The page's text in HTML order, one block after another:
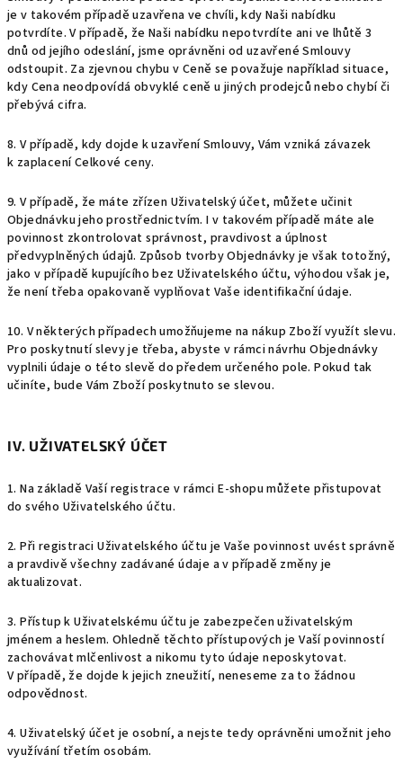
je v takovém případě uzavřena ve chvíli, kdy Naši nabídku
potvrdíte. V případě, že Naši nabídku nepotvrdíte ani ve lhůtě 3
dnů od jejího odeslání, jsme oprávněni od uzavřené Smlouvy
odstoupit. Za zjevnou chybu v Ceně se považuje například situace,
kdy Cena neodpovídá obvyklé ceně u jiných prodejců nebo chybí či
přebývá cifra.
8. V případě, kdy dojde k uzavření Smlouvy, Vám vzniká závazek
k zaplacení Celkové ceny.
9. V případě, že máte zřízen Uživatelský účet, můžete učinit
Objednávku jeho prostřednictvím. I v takovém případě máte ale
povinnost zkontrolovat správnost, pravdivost a úplnost
předvyplněných údajů. Způsob tvorby Objednávky je však totožný,
jako v případě kupujícího bez Uživatelského účtu, výhodou však je,
že není třeba opakovaně vyplňovat Vaše identifikační údaje.
10. V některých případech umožňujeme na nákup Zboží využít slevu.
Pro poskytnutí slevy je třeba, abyste v rámci návrhu Objednávky
vyplnili údaje o této slevě do předem určeného pole. Pokud tak
učiníte, bude Vám Zboží poskytnuto se slevou.
IV. UŽIVATELSKÝ ÚČET
1. Na základě Vaší registrace v rámci E-shopu můžete přistupovat
do svého Uživatelského účtu.
2. Při registraci Uživatelského účtu je Vaše povinnost uvést správně
a pravdivě všechny zadávané údaje a v případě změny je
aktualizovat.
3. Přístup k Uživatelskému účtu je zabezpečen uživatelským
jménem a heslem. Ohledně těchto přístupových je Vaší povinností
zachovávat mlčenlivost a nikomu tyto údaje neposkytovat.
V případě, že dojde k jejich zneužití, neneseme za to žádnou
odpovědnost.
4. Uživatelský účet je osobní, a nejste tedy oprávněni umožnit jeho
využívání třetím osobám.